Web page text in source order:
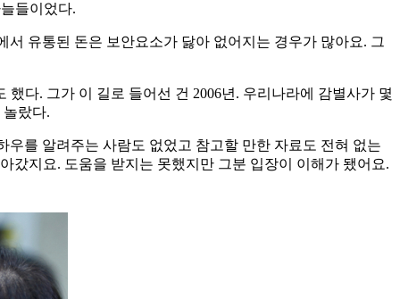
들이었다.
유통된 돈은 보안요소가 닳아 없어지는 경우가 많아요. 그
다. 그가 이 길로 들어선 건 2006년. 우리나라에 감별사가 몇
랐다.
를 알려주는 사람도 없었고 참고할 만한 자료도 전혀 없는
갔지요. 도움을 받지는 못했지만 그분 입장이 이해가 됐어요.